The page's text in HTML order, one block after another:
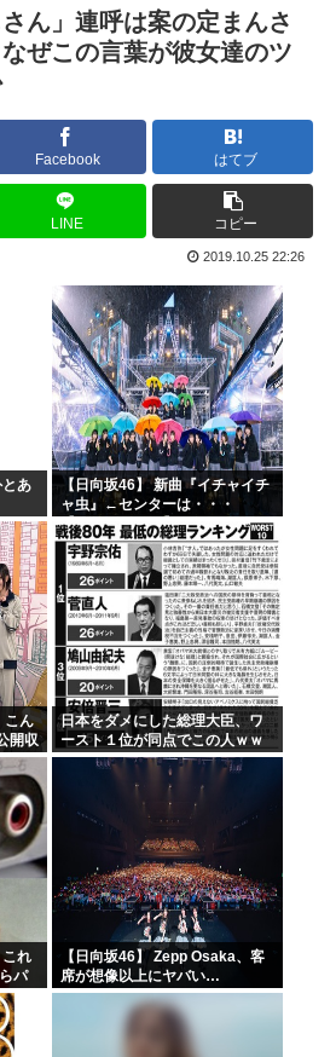
はみんなで負担してもらうわよ！」
の如く水着で現れ声優水着界隈をざ...
」高市早苗のほっぺたをプクッと膨...
つける様子に全米騒然！←「最高の...
」FIFA会長支持を表明したサッ...
ヤバすぎる
が「賛成」www
ォーム、マイクロソフト365だっ...
ておるやん
そう
場権剥奪や過去ワールドカップ、...
さん」連呼は案の定まんさ
ぜこの言葉が彼女達のツ
Facebook はてブ
LINE コピー
2019.10.25 22:26
とあ
【日向坂46】 新曲『イチャイチ
ャ虫』←センターは・・・
【18thシングル】
こん
開収
日本をダメにした総理大臣、ワ
ースト１位が同点でこの人ｗｗ
ｗｗｗｗ
これ
パ
ｗ
【日向坂46】 Zepp Osaka、客
席が想像以上にヤバい…